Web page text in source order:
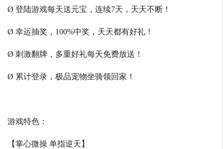
Ø 登陆游戏每天送元宝，连续7天，天天不断！
Ø 幸运抽奖，100%中奖，天天都有好礼！
Ø 刺激翻牌，多重好礼每天免费放送！
Ø 累计登录，极品宠物坐骑领回家！
游戏特色：
【掌心微操 单指逆天】